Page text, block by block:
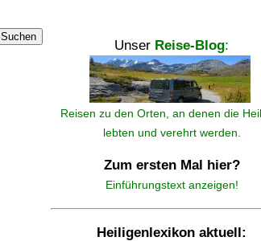
Suchen
Unser Reise-Blog:
Reisen zu den Orten, an denen die
lebten und verehrt werden.
Zum ersten Mal hier?
Einführungstext anzeigen!
Heiligenlexikon aktuell: